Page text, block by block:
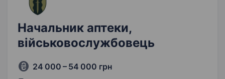
Начальник аптеки,
військовослужбовець
24 000 – 54 000 грн